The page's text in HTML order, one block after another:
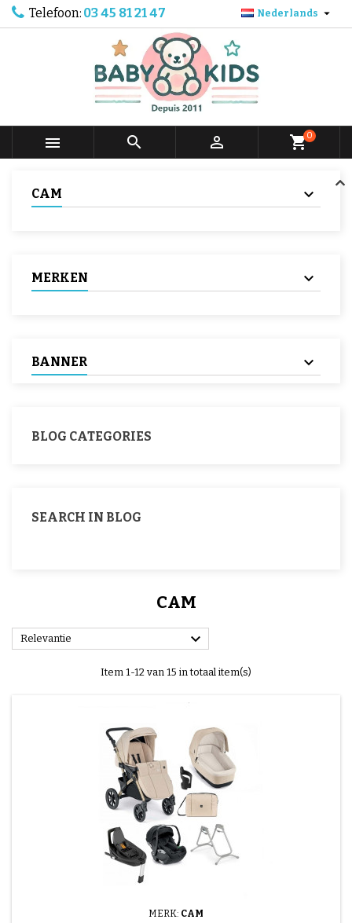
Telefoon: 03 45 81 21 47 Nederlands 
   shopping_cart0
CAM
MERKEN
BANNER
BLOG CATEGORIES
SEARCH IN BLOG
CAM
Relevantie 
Item 1-12 van 15 in totaal item(s)
MERK: CAM